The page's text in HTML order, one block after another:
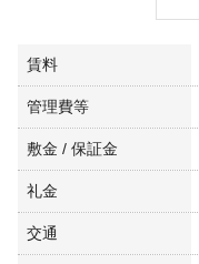
賃料
管理費等
敷金 / 保証金
礼金
交通